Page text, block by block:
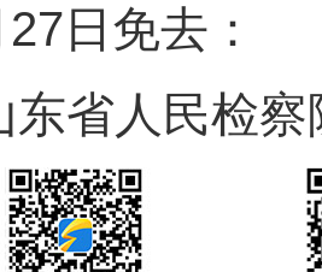
日免去：
东省人民检